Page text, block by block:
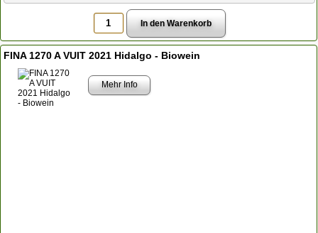
FINA 1270 A VUIT 2021 Hidalgo - Biowein
Mehr Info